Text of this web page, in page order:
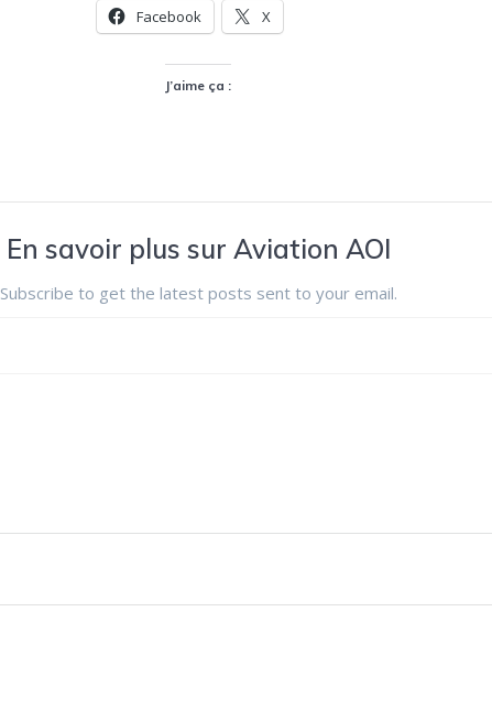
Facebook X
J’aime ça :
En savoir plus sur Aviation AOI
Subscribe to get the latest posts sent to your email.